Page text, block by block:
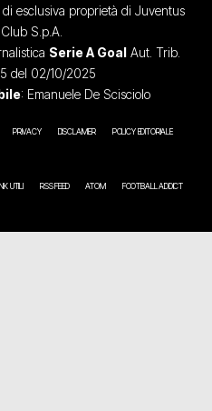
esclusiva proprietà di Juventus
S.p.A.
Serie A Goal Aut. Trib.
del 02/10/2025
: Emanuele De Scisciolo
PRIVACY DISCLAIMER POLICY EDITORIALE
UTILI RSS FEED ATOM FOOTBALL ADDICT